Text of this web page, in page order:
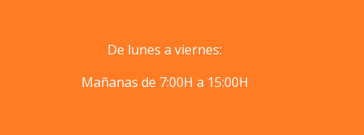
De lunes a viernes:
Mañanas de 7:00H a 15:00H